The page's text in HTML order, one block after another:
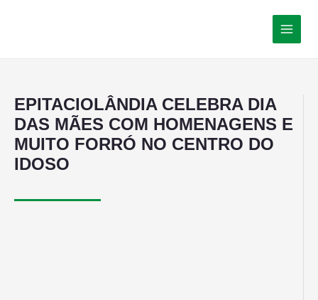
EPITACIOLÂNDIA CELEBRA DIA
DAS MÃES COM HOMENAGENS E
MUITO FORRÓ NO CENTRO DO
IDOSO